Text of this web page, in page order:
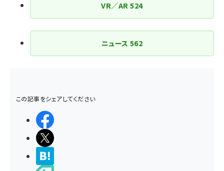
VR／AR524
ニュース 562
この記事をシェアしてください